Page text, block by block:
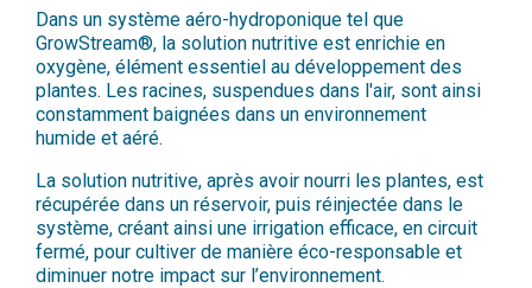
Dans un système aéro-hydroponique tel que
GrowStream®, la solution nutritive est enrichie en
oxygène, élément essentiel au développement des
plantes. Les racines, suspendues dans l'air, sont ainsi
constamment baignées dans un environnement
humide et aéré.
La solution nutritive, après avoir nourri les plantes, est
récupérée dans un réservoir, puis réinjectée dans le
système, créant ainsi une irrigation efficace, en circuit
fermé, pour cultiver de manière éco-responsable et
diminuer notre impact sur l’environnement.